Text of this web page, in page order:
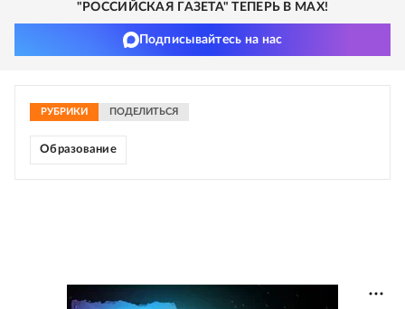
"РОССИЙСКАЯ ГАЗЕТА" ТЕПЕРЬ В MAX!
Подписывайтесь на нас
РУБРИКИ ПОДЕЛИТЬСЯ
Образование